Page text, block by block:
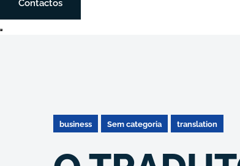
Contactos
business Sem categoria translation